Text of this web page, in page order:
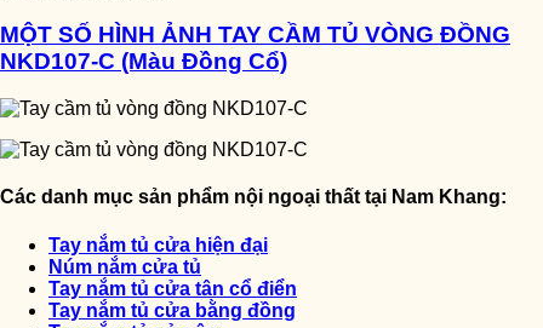
MỘT SỐ HÌNH ẢNH TAY CẦM TỦ VÒNG ĐỒNG
NKD107-C (Màu Đồng Cổ)
Các danh mục sản phẩm nội ngoại thất tại Nam Khang:
Tay nắm tủ cửa hiện đại
Núm nắm cửa tủ
Tay nắm tủ cửa tân cổ điển
Tay nắm tủ cửa bằng đồng